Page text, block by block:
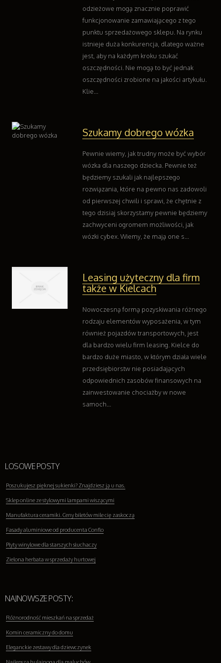
odzieżowe mogą znacznie poprawić
funkcjonowanie zamawiającego z tego
punktu sprzedażowego sklepu. Na rynku
istnieje duża konkurencja, dlatego ważne
jest, aby na każdym kroku szukać
oszczędności. Nie mogą to być jednak
oszczędności zrobione na jakości artykułu.
Klie...
Szukamy dobrego wózka
Pewnie wiemy, jak trudny może być wybór
wózka dla naszego dziecka. Pewnie też
będziemy szukali jak najlepszego
rozwiązania, które na pewno nas zadowoli
od pierwszej chwili i sprawi, że chętnie z
tego dzisiaj skorzystamy pewnie będziemy
zachwyceni ogromem możliwości, jak
wózki cybex. Wiemy, że mają one s...
Leasing użyteczny dla firm
także w Kielcach
Nowoczesną formą pozyskiwania różnego
rodzaju elementów wyposażenia, w tym
również pojazdów transportowych, jest
dla bardzo wielu firm leasing. Kielce do
bardzo duże miasto, w którym działa wiele
przedsiębiorstw nie posiadających
odpowiednich zasobów finansowych na
zainwestowanie chociażby w nowe
samoch...
LOSOWE POSTY
Poszukujesz pięknej sukienki? Znajdziesz ją u nas.
Sklep online ze stylowymi lampami wiszącymi
Manufaktura ceramiki. Ceny biletów mile cię zaskoczą
Fasady aluminiowe od producenta Conflo
Płyty winylowe dla starszych słuchaczy
Zielona herbata w sprzedaży hurtowej
NAJNOWSZE POSTY:
Różnorodność mieszkań na sprzedaż
Komin ceramiczny do domu
Eleganckie zestawy dla dziewczynek